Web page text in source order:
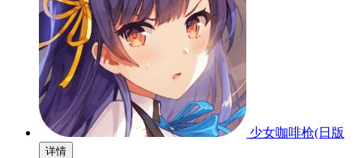
少女咖啡枪(日版
详情